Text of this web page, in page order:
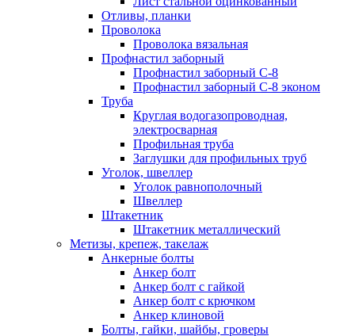
Отливы, планки
Проволока
Проволока вязальная
Профнастил заборный
Профнастил заборный С-8
Профнастил заборный С-8 эконом
Труба
Круглая водогазопроводная,
электросварная
Профильная труба
Заглушки для профильных труб
Уголок, швеллер
Уголок равнополочный
Швеллер
Штакетник
Штакетник металлический
Метизы, крепеж, такелаж
Анкерные болты
Анкер болт
Анкер болт с гайкой
Анкер болт с крючком
Анкер клиновой
Болты, гайки, шайбы, гроверы